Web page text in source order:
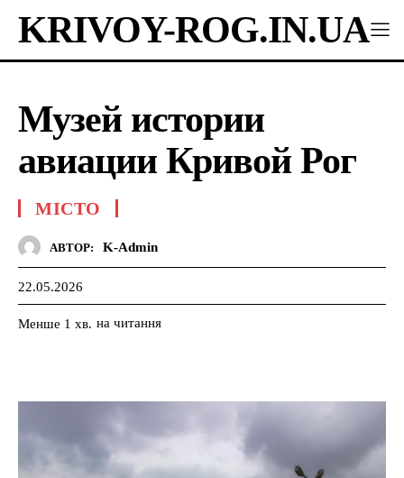
KRIVOY-ROG.IN.UA
Музей истории
авиации Кривой Рог
МІСТО
АВТОР: K-Admin
22.05.2026
Менше 1 хв. на читання